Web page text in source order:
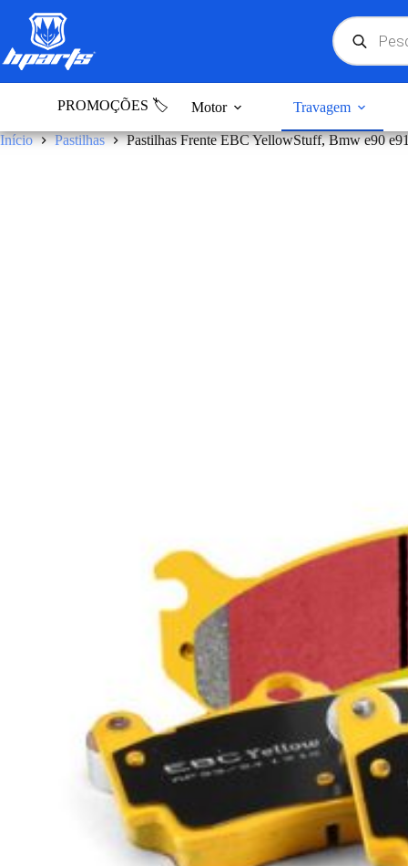
conteúdo
Products
search
PROMOÇÕES 🏷️ Motor Travagem
Início Pastilhas Pastilhas Frente EBC YellowStuff, Bmw e90